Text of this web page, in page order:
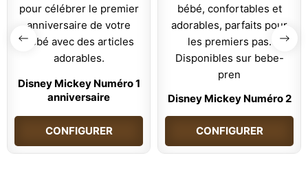
Disney Mickey Numéro 1
anniversaire
CONFIGURER
Disney Mickey Numéro 2
CONFIGURER